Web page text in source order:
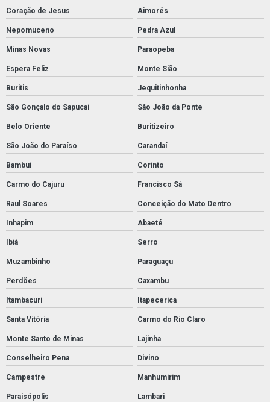
Coração de Jesus Aimorés
Nepomuceno Pedra Azul
Minas Novas Paraopeba
Espera Feliz Monte Sião
Buritis Jequitinhonha
São Gonçalo do Sapucaí São João da Ponte
Belo Oriente Buritizeiro
São João do Paraíso Carandaí
Bambuí Corinto
Carmo do Cajuru Francisco Sá
Raul Soares Conceição do Mato Dentro
Inhapim Abaeté
Ibiá Serro
Muzambinho Paraguaçu
Perdões Caxambu
Itambacuri Itapecerica
Santa Vitória Carmo do Rio Claro
Monte Santo de Minas Lajinha
Conselheiro Pena Divino
Campestre Manhumirim
Paraisópolis Lambari